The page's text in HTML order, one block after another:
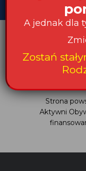
Strona
Aktywni
A jednak dla
Zostań